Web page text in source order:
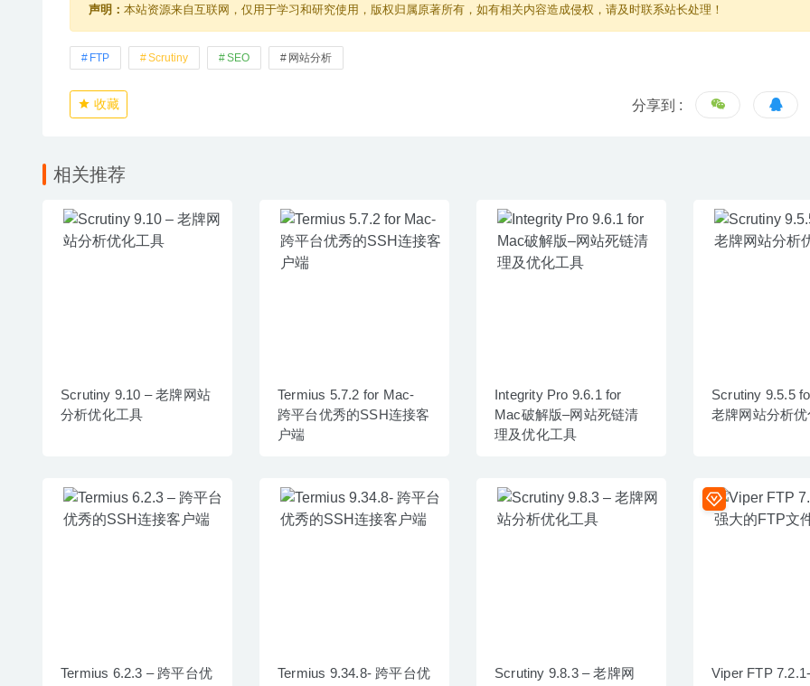
声明： 本站资源来自互联网，仅用于学习和研究使用，版权归属原著所有，如有相关内容造成侵权，请及时联系站长处理！
FTP Scrutiny SEO 网站分析
收藏 分享到 :
相关推荐
Scrutiny 9.10 – 老牌网站
分析优化工具
Termius 5.7.2 for Mac-
跨平台优秀的SSH连接客
户端
Integrity Pro 9.6.1 for
Mac破解版–网站死链清
理及优化工具
Scrutiny 9.5.5
老牌网站分析
Termius 6.2.3 – 跨平台优
Termius 9.34.8- 跨平台优
Scrutiny 9.8.3 – 老牌网
Viper FTP